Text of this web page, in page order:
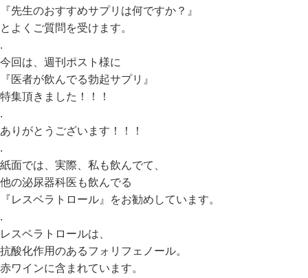
『先生のおすすめサプリは何ですか？』
とよくご質問を受けます。
.
今回は、週刊ポスト様に
『医者が飲んでる勃起サプリ』
特集頂きました！！！
.
ありがとうございます！！！
.
紙面では、実際、私も飲んでて、
他の泌尿器科医も飲んでる
『レスベラトロール』をお勧めしています。
.
レスベラトロールは、
抗酸化作用のあるフォリフェノール。
赤ワインに含まれています。